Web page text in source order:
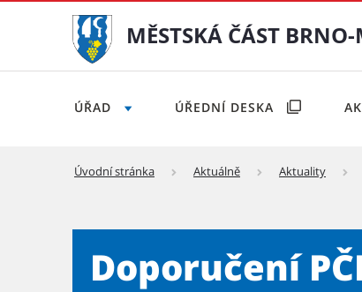
MĚSTSKÁ ČÁST
ÚŘAD ÚŘEDNÍ DESKA
Úvodní stránka Aktuálně Aktuality
Doporučení